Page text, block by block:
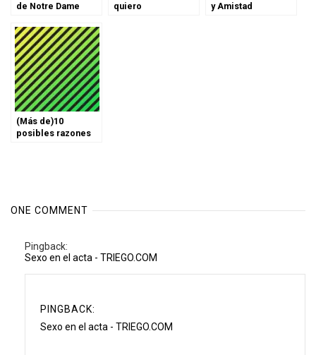
de Notre Dame
quiero
y Amistad
(Más de)10
posibles razones
cargo.
ONE COMMENT
Pingback:
Sexo en el acta - TRIEGO.COM
PINGBACK:
Sexo en el acta - TRIEGO.COM